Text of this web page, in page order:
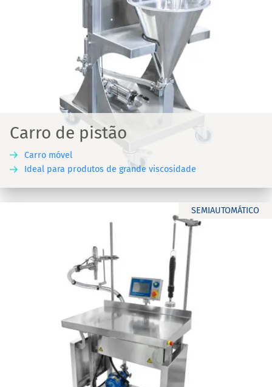
Carro de pistão
Carro móvel
Ideal para produtos de grande viscosidade
SEMIAUTOMÁTICO